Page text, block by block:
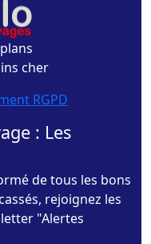
cher
RGPD
: Les
de tous les bons
rejoignez les
"Alertes